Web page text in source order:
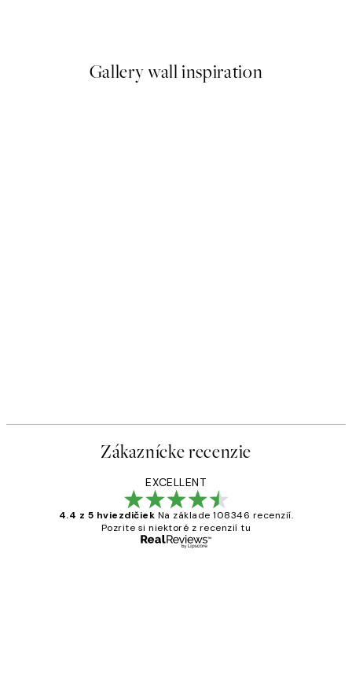
Gallery wall inspiration
Zákaznícke recenzie
EXCELLENT
4.4 z 5 hviezdičiek Na základe 108346 recenzií.
Pozrite si niektoré z recenzií tu